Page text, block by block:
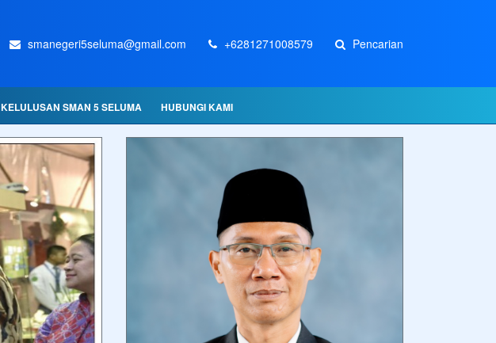
smanegeri5seluma@gmail.com +6281271008579 Pencarian
KELULUSAN SMAN 5 SELUMA HUBUNGI KAMI